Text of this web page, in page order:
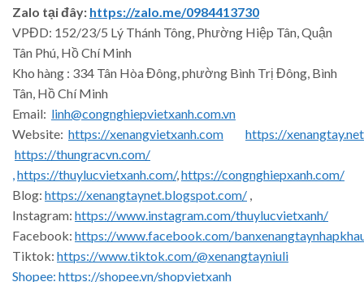
Zalo tại đây: https://zalo.me/0984413730
VPĐD: 152/23/5 Lý Thánh Tông, Phường Hiệp Tân, Quận
Tân Phú, Hồ Chí Minh
Kho hàng : 334 Tân Hòa Đông, phường Bình Trị Đông, Bình
Tân, Hồ Chí Minh
Email: linh@congnghiepvietxanh.com.vn
Website: https://xenangvietxanh.com
https://xenangtay.net
https://thungracvn.com/
,https://thuylucvietxanh.com/,https://congnghiepxanh.com/
Blog: https://xenangtaynet.blogspot.com/ ,
Instagram: https://www.instagram.com/thuylucvietxanh/
Facebook: https://www.facebook.com/
Tiktok: https://www.tiktok.com/@xenangtayniuli
Shopee: https://shopee.vn/shopvietxanh